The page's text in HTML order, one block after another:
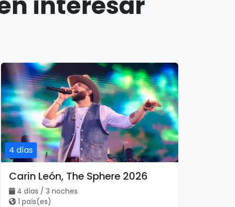
4 días
Carin León, The Sphere 2026
4 días / 3 noches
1 país(es)